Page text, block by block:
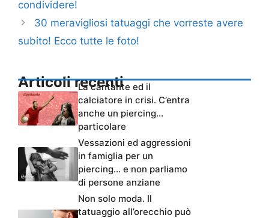
condividere!
30 meravigliosi tatuaggi che vorreste avere
subito! Ecco tutte le foto!
Articoli recenti
La cantante ed il
calciatore in crisi. C’entra
anche un piercing…
particolare
Vessazioni ed aggressioni
in famiglia per un
piercing… e non parliamo
di persone anziane
Non solo moda. Il
tatuaggio all’orecchio può